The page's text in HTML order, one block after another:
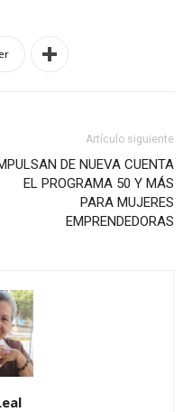
Artículo siguiente
DE NUEVA CUENTA
EL PROGRAMA 50 Y MÁS
PARA MUJERES
EMPRENDEDORAS